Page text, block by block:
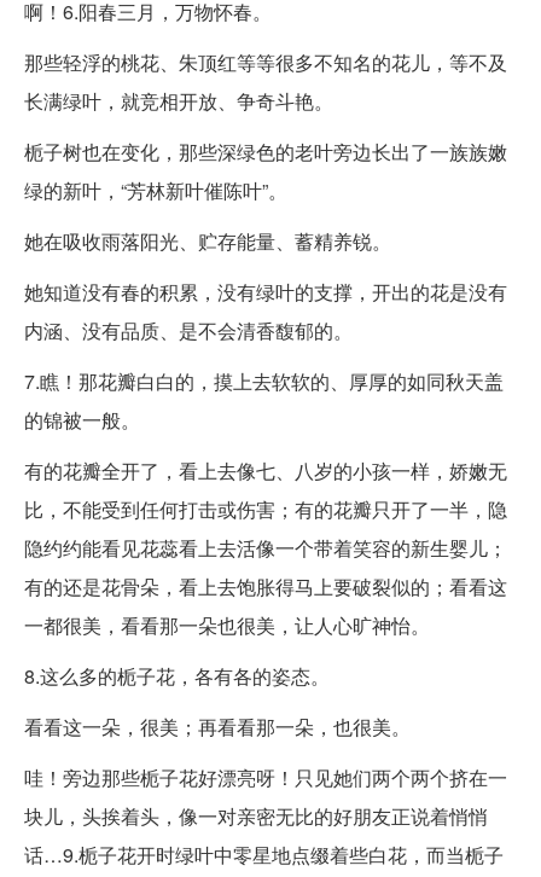
啊！6.阳春三月，万物怀春。
那些轻浮的桃花、朱顶红等等很多不知名的花儿，等不及
长满绿叶，就竞相开放、争奇斗艳。
栀子树也在变化，那些深绿色的老叶旁边长出了一族族嫩
绿的新叶，“芳林新叶催陈叶”。
她在吸收雨落阳光、贮存能量、蓄精养锐。
她知道没有春的积累，没有绿叶的支撑，开出的花是没有
内涵、没有品质、是不会清香馥郁的。
7.瞧！那花瓣白白的，摸上去软软的、厚厚的如同秋天盖
的锦被一般。
有的花瓣全开了，看上去像七、八岁的小孩一样，娇嫩无
比，不能受到任何打击或伤害；有的花瓣只开了一半，隐
隐约约能看见花蕊看上去活像一个带着笑容的新生婴儿；
有的还是花骨朵，看上去饱胀得马上要破裂似的；看看这
一都很美，看看那一朵也很美，让人心旷神怡。
8.这么多的栀子花，各有各的姿态。
看看这一朵，很美；再看看那一朵，也很美。
哇！旁边那些栀子花好漂亮呀！只见她们两个两个挤在一
块儿，头挨着头，像一对亲密无比的好朋友正说着悄悄
话…9.栀子花开时绿叶中零星地点缀着些白花，而当栀子